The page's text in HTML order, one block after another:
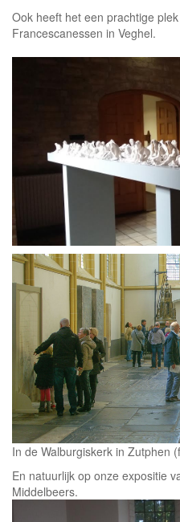
Ook heeft het een prachtige
Francescanessen in Veghel.
In de Walburgiskerk in Zutphen
En natuurlijk op onze expositie
Middelbeers.